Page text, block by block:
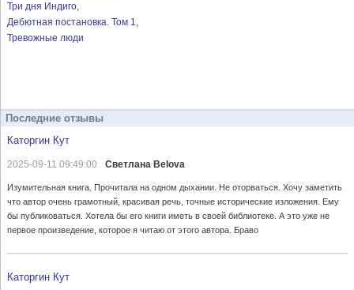
Три дня Индиго
Дебютная постановка. Том 1
Тревожные люди
Последние отзывы
Каторгин Кут
2025-09-11 09:49:00 Светлана Belova
Изумительная книга. Прочитала на одном дыхании. Не оторваться. Хочу заметить
что автор очень грамотный, красивая речь, точные исторические изложения. Ему
бы публиковаться. Хотела бы его книги иметь в своей библиотеке. А это уже не
первое произведение, которое я читаю от этого автора. Браво
Каторгин Кут